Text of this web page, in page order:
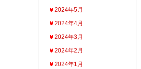
2024年5月
2024年4月
2024年3月
2024年2月
2024年1月